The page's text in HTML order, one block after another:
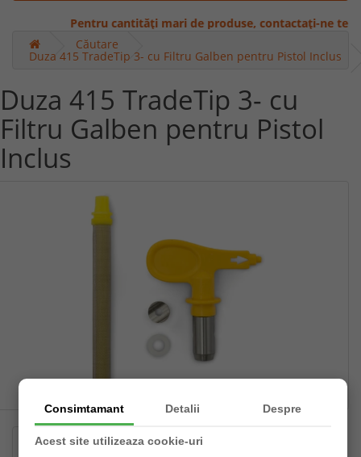
Pentru cantități mari de produse, contactați-ne
Căutare
Duza 415 TradeTip 3- cu Filtru Galben pentru Pistol Inclus
Duza 415 TradeTip 3- cu
Filtru Galben pentru Pistol
Inclus
Consimtamant Detalii Despre
Acest site utilizeaza cookie-uri